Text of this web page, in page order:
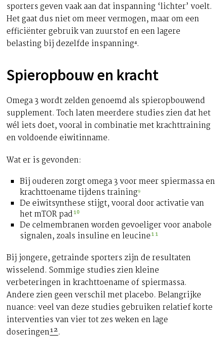
sporters geven vaak aan dat inspanning ‘lichter’ voelt.
Het gaat dus niet om meer vermogen, maar om een
efficiënter gebruik van zuurstof en een lagere
belasting bij dezelfde inspanning⁴.
Spieropbouw en kracht
Omega 3 wordt zelden genoemd als spieropbouwend
supplement. Toch laten meerdere studies zien dat het
wél iets doet, vooral in combinatie met krachttraining
en voldoende eiwitinname.
Wat er is gevonden:
Bij ouderen zorgt omega 3 voor meer spiermassa en
krachttoename tijdens training⁹
De eiwitsynthese stijgt, vooral door activatie van
het mTOR pad¹⁰
De celmembranen worden gevoeliger voor anabole
signalen, zoals insuline en leucine¹¹
Bij jongere, getrainde sporters zijn de resultaten
wisselend. Sommige studies zien kleine
verbeteringen in krachttoename of spiermassa.
Andere zien geen verschil met placebo. Belangrijke
nuance: veel van deze studies gebruiken relatief korte
interventies van vier tot zes weken en lage
doseringen¹².